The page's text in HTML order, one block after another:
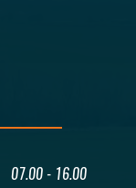
07.00 - 16.00